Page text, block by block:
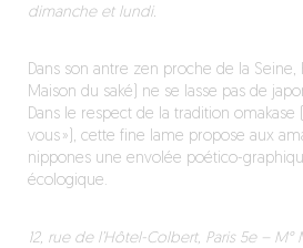
dimanche et lundi.
Dans son antre zen proche de la Seine,
Maison du saké) ne se lasse pas de
Dans le respect de la tradition omakase
vous »), cette fine lame propose aux
nippones une envolée poético-
écologique.
12, rue de l’Hôtel-Colbert, Paris 5e –